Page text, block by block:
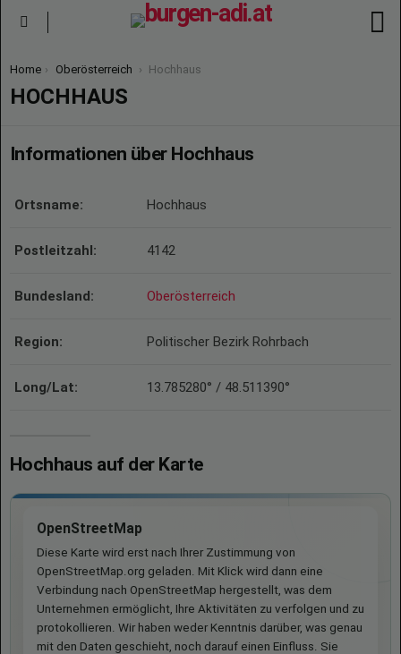
You are here:
Home Oberösterreich Hochhaus
HOCHHAUS
Informationen über Hochhaus
Ortsname: Hochhaus
Postleitzahl: 4142
Bundesland: Oberösterreich
Region: Politischer Bezirk Rohrbach
Long/Lat: 13.785280° / 48.511390°
Hochhaus auf der Karte
OpenStreetMap
Diese Karte wird erst nach Ihrer Zustimmung von
OpenStreetMap.org geladen. Mit Klick wird dann eine
Verbindung nach OpenStreetMap hergestellt, was dem
Unternehmen ermöglicht, Ihre Aktivitäten zu verfolgen und zu
protokollieren. Wir haben weder Kenntnis darüber, was genau
mit den Daten geschieht, noch darauf einen Einfluss. Sie